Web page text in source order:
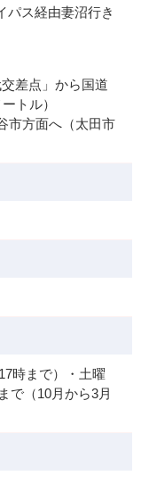
パス経由妻沼行き
差点」から国道
トル）
市方面へ（太田市
時まで）・土曜
で（10月から3月